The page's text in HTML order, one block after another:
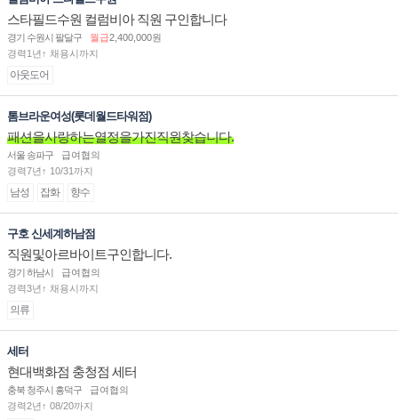
스타필드수원 컬럼비아 직원 구인합니다
경기 수원시 팔달구 월급2,400,000원
경력1년↑ 채용시까지
아웃도어
톰브라운여성(롯데월드타워점)
패션을사랑하는열정을가진직원찾습니다.
서울 송파구
급여협의
경력7년↑ 10/31까지
남성 잡화 향수
구호 신세계하남점
직원및아르바이트구인합니다.
경기 하남시
급여협의
경력3년↑ 채용시까지
의류
세터
현대백화점 충청점 세터
충북 청주시 흥덕구
급여협의
경력2년↑ 08/20까지